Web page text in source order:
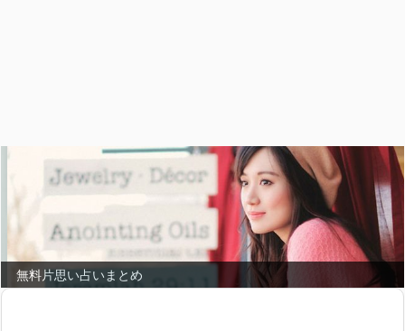
無料片思い占いまとめ